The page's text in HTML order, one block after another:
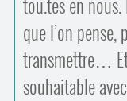
tou.tes en
que l’on
transmettre…
souhaitable